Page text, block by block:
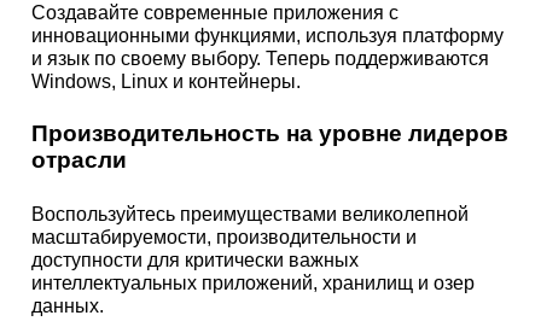
Создавайте современные приложения с
инновационными функциями, используя платформу
и язык по своему выбору. Теперь поддерживаются
Windows, Linux и контейнеры.
Производительность на уровне лидеров
отрасли
Воспользуйтесь преимуществами великолепной
масштабируемости, производительности и
доступности для критически важных
интеллектуальных приложений, хранилищ и озер
данных.